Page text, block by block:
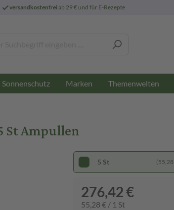
versandkostenfreiab 29 € und für E-Rezepte
Sonnenschutz Marken Themenwelten
St Ampullen
5 St (55,28
276,42 €
55,28 € / 1 St